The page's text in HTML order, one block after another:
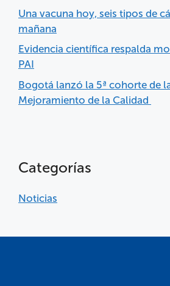
Una vacuna hoy, seis tipos de
mañana
Evidencia científica respalda
PAI
Bogotá lanzó la 5ª cohorte de
Mejoramiento de la Calidad
Categorías
Noticias